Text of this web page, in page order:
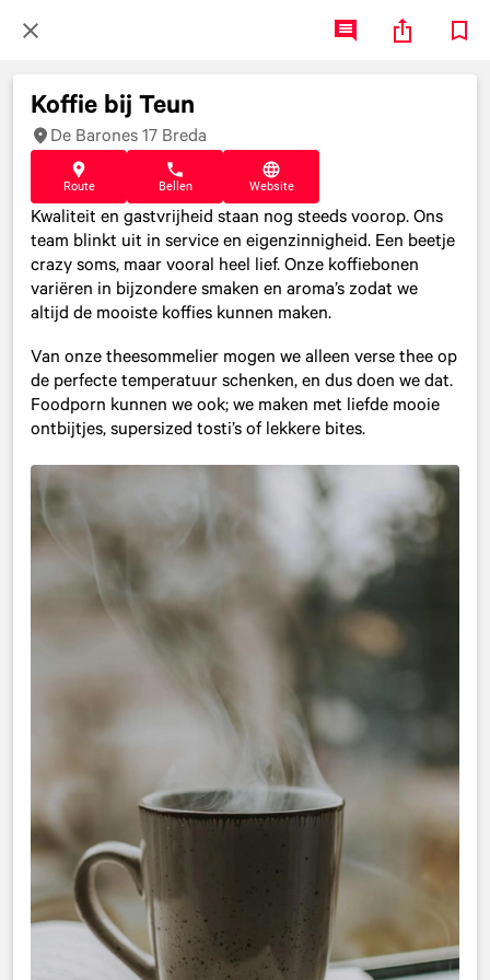
Koffie bij Teun
De Barones 17 Breda
Route Bellen Website
Kwaliteit en gastvrijheid staan nog steeds voorop. Ons
team blinkt uit in service en eigenzinnigheid. Een beetje
crazy soms, maar vooral heel lief. Onze koffiebonen
variëren in bijzondere smaken en aroma’s zodat we
altijd de mooiste koffies kunnen maken.
Van onze theesommelier mogen we alleen verse thee op
de perfecte temperatuur schenken, en dus doen we dat.
Foodporn kunnen we ook; we maken met liefde mooie
ontbijtjes, supersized tosti’s of lekkere bites.